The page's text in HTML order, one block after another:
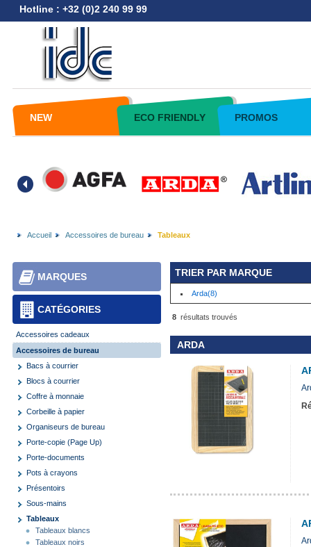
Hotline : +32 (0)2 240 99 99
NEW ECO FRIENDLY PROMOS
Accueil Accessoires de bureau Tableaux
CATÉGORIES
MARQUES
Accessoires cadeaux
Accessoires de bureau
Bacs à courrier
Blocs à courrier
Coffre à monnaie
Corbeille à papier
Organiseurs de bureau
Porte-copie (Page Up)
Porte-documents
Pots à crayons
Présentoirs
Sous-mains
Tableaux
Tableaux blancs
Tableaux noirs
TRIER PAR MARQUE
Arda(8)
8 résultats trouvés
ARDA